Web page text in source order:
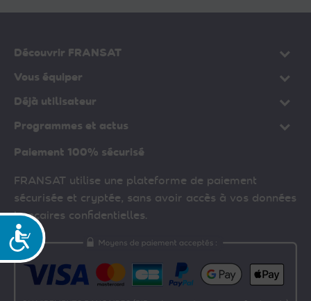
Accessibilité
Découvrir FRANSAT
Vous équiper
Déjà utilisateur
Programmes et actus
Paiement 100% sécurisé
FRANSAT utilise une plateforme de paiement
sécurisée et cryptée, sans avoir accès à vos données
bancaires confidentielles.